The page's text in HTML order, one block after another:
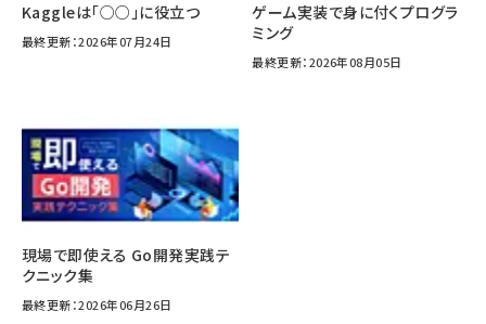
Kaggleは「○○」に役立つ
最終更新：2026年07月24日
ゲーム実装で身に付くプログラ
ミング
最終更新：2026年08月05日
現場で即使える Go開発実践テ
クニック集
最終更新：2026年06月26日